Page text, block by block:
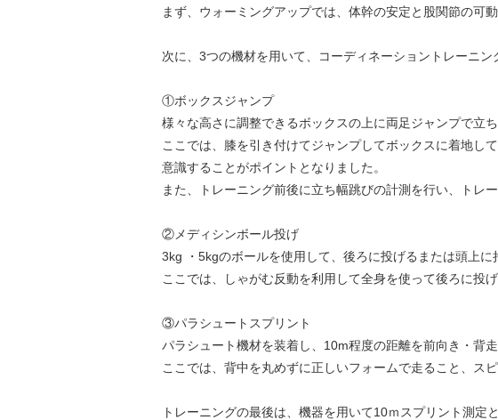
まず、ウォーミングアップでは、体幹の安定と股関節の可
次に、3つの機材を用いて、コーディネーショントレーニン
①ボックスジャンプ
様々な高さに調整できるボックスの上に両足ジャンプで立
ここでは、膝を引き付けてジャンプしてボックスに着地し
意識することがポイントとなりました。
また、トレーニング前後に立ち幅跳びの計測を行い、トレ
②メディシンボール投げ
3kg ・5kgのボールを使用して、後ろに投げるまたは頭上に
ここでは、しゃがむ反動を利用して全身を使って後ろに投
③パラシュートスプリント
パラシュート機材を装着し、10m程度の距離を前向き・背
ここでは、背中を丸めずに正しいフォームで走ること、ス
トレーニングの最後は、機器を用いて10ｍスプリント測